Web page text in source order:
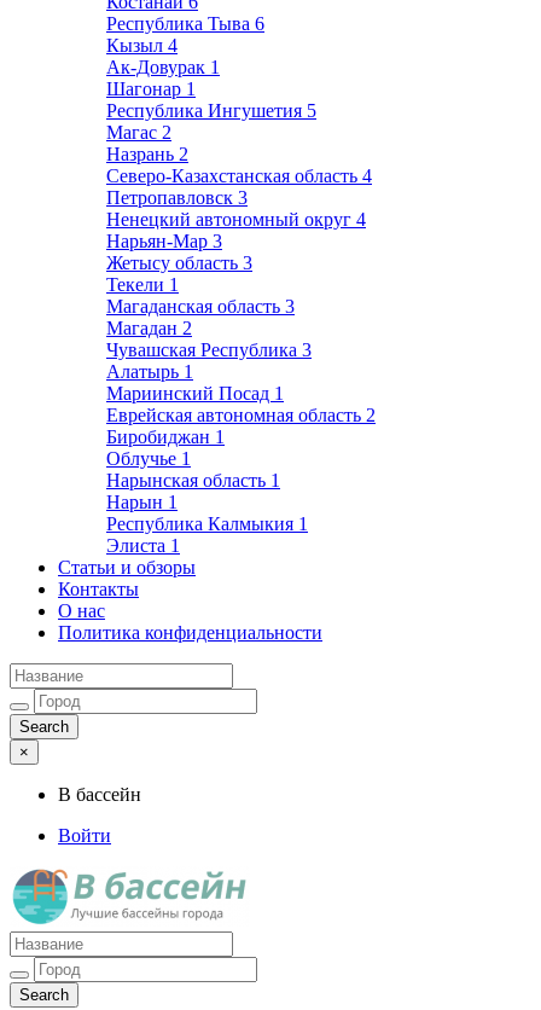
Республика Тыва 6
Кызыл 4
Ак-Довурак 1
Шагонар 1
Республика Ингушетия 5
Магас 2
Назрань 2
Северо-Казахстанская область 4
Петропавловск 3
Ненецкий автономный округ 4
Нарьян-Мар 3
Жетысу область 3
Текели 1
Магаданская область 3
Магадан 2
Чувашская Республика 3
Алатырь 1
Мариинский Посад 1
Еврейская автономная область 2
Биробиджан 1
Облучье 1
Нарынская область 1
Нарын 1
Республика Калмыкия 1
Элиста 1
Статьи и обзоры
Контакты
О нас
Политика конфиденциальности
×
В бассейн
Войти
Лучшие бассейны города